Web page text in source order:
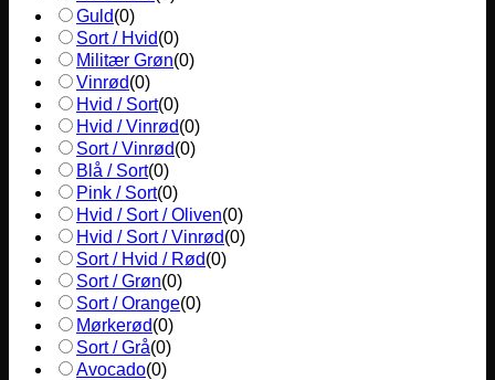
Guld(0)
Sort / Hvid(0)
Militær Grøn(0)
Vinrød(0)
Hvid / Sort(0)
Hvid / Vinrød(0)
Sort / Vinrød(0)
Blå / Sort(0)
Pink / Sort(0)
Hvid / Sort / Oliven(0)
Hvid / Sort / Vinrød(0)
Sort / Hvid / Rød(0)
Sort / Grøn(0)
Sort / Orange(0)
Mørkerød(0)
Sort / Grå(0)
Avocado(0)